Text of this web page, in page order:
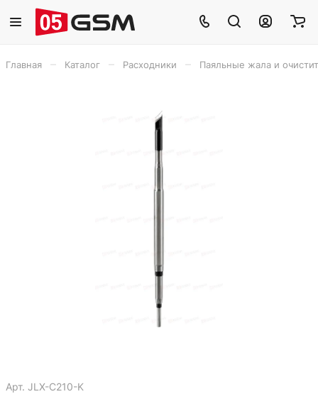
Главная Каталог Расходники Паяльные жала и
Арт. JLX-C210-K